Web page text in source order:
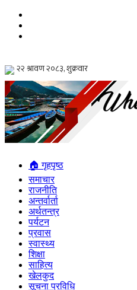
🏠 गृहपृष्ठ
समाचार
राजनीति
अन्तर्वार्ता
अर्थतन्त्र
पर्यटन
प्रवास
स्वास्थ्य
शिक्षा
साहित्य
खेलकुद
सूचना प्रविधि